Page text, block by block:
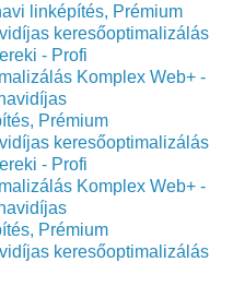
linképítés, Prémium
keresőoptimalizálás
- Profi
Komplex Web+ -
Prémium
keresőoptimalizálás
- Profi
Komplex Web+ -
Prémium
keresőoptimalizálás